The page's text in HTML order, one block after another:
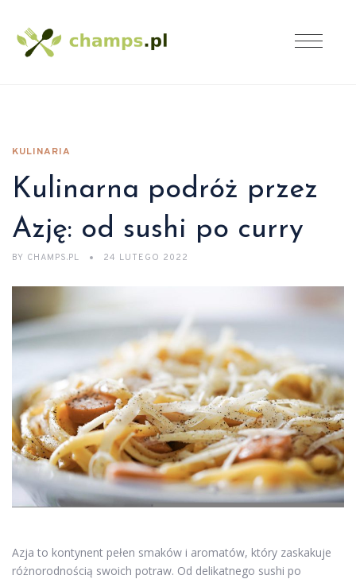
KULINARIA
Kulinarna podróż przez
Azję: od sushi po curry
BY CHAMPS.PL 24 LUTEGO 2022
Azja to kontynent pełen smaków i aromatów, który zaskakuje
różnorodnością swoich potraw. Od delikatnego sushi po